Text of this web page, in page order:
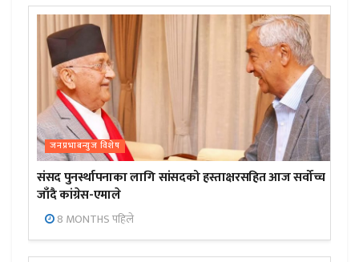
जनप्रभाबन्युज विशेष
संसद पुनर्स्थापनाका लागि सांसदको हस्ताक्षरसहित आज सर्वोच्च
जाँदै कांग्रेस-एमाले
8 MONTHS पहिले